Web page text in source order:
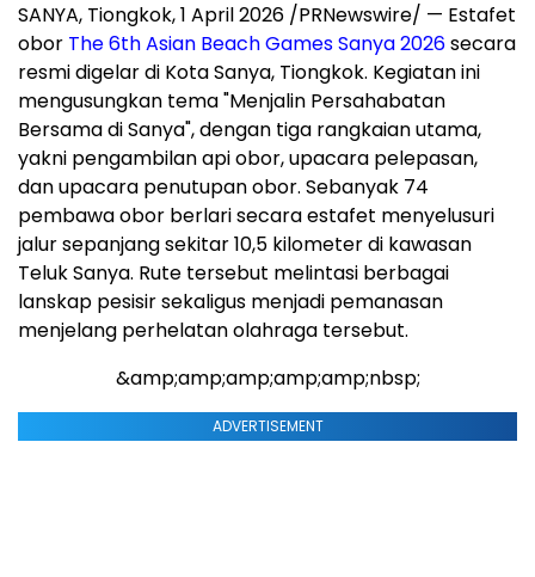
SANYA, Tiongkok, 1 April 2026 /PRNewswire/ — Estafet
obor The 6th Asian Beach Games Sanya 2026secara
resmi digelar di Kota Sanya, Tiongkok. Kegiatan ini
mengusungkan tema "Menjalin Persahabatan
Bersama di Sanya", dengan tiga rangkaian utama,
yakni pengambilan api obor, upacara pelepasan,
dan upacara penutupan obor. Sebanyak 74
pembawa obor berlari secara estafet menyelusuri
jalur sepanjang sekitar 10,5 kilometer di kawasan
Teluk Sanya. Rute tersebut melintasi berbagai
lanskap pesisir sekaligus menjadi pemanasan
menjelang perhelatan olahraga tersebut.
&amp;amp;amp;amp;amp;nbsp;
ADVERTISEMENT